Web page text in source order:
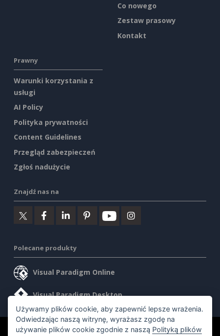
Co nowego
Zestaw prasowy
Kontakt
Prawny
Warunki korzystania z
usługi
AI Policy
Polityka prywatności
Content Guidelines
Przegląd zabezpieczeń
Zgłoś nadużycie
Znajdź nas na
Polecane produkty
Visual Paradigm Online
Visual Paradigm Desktop
©2026 by Visual Paradigm. Wszelkie prawa zastrzeżone.
Używamy plików cookie, aby zapewnić lepsze wrażenia.
Odwiedzając naszą witrynę, wyrażasz zgodę na
używanie plików cookie zgodnie z naszą Polityką plików